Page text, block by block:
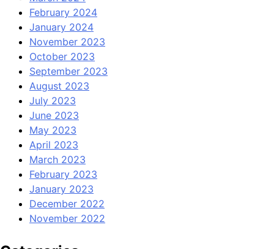
February 2024
January 2024
November 2023
October 2023
September 2023
August 2023
July 2023
June 2023
May 2023
April 2023
March 2023
February 2023
January 2023
December 2022
November 2022